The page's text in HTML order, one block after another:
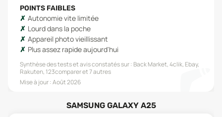
POINTS FAIBLES
Autonomie vite limitée
Lourd dans la poche
Appareil photo vieillissant
Plus assez rapide aujourd'hui
Synthèse des tests et avis constatés sur : Back Market, 4clik, Ebay,
Rakuten, 123compareret 7 autres
Mise à jour :Août 2026
SAMSUNG GALAXY A25